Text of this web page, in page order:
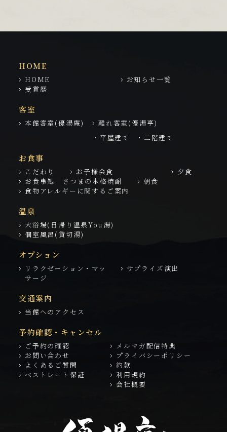
HOME
HOME
お知らせ一覧
受賞歴
客室
本館客室(優湯庵)
離れ客室(優湯亭)
・平屋建て
・二階建て
お食事
こだわり お子様会食
夕食
お食事処 さつまの本格焼酎
朝食
食物アレルギーに関するご案内
温泉
大浴場(日帰り温泉You湯)
個室風呂(貸切湯)
オプション
リラクゼーション・マッ
サージ
サプライズ演出
交通案内
当館へのアクセス
予約確認・キャンセル
ご予約の確認
メルマガ配信特典
お問い合わせ
プライバシーポリシー
よくあるご質問
約款
ベストレート保証
利用規約
会社概要